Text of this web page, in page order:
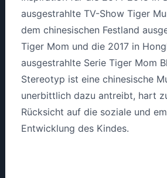
ausgestrahlte TV-Show Tiger
dem chinesischen Festland
Tiger Mom und die 2017 in
ausgestrahlte Serie Tiger Mom
Stereotyp ist eine chinesische
unerbittlich dazu antreibt, hart
Rücksicht auf die soziale und
Entwicklung des Kindes.